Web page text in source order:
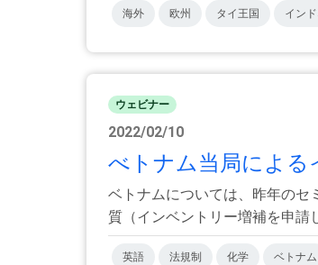
海外 欧州 タイ王国 イン
ウェビナー
2022/02/10
べトナム当局による
ベトナムについては、昨年のセ
質（インベントリー増補を申請
英語 法規制 化学 ベトナム